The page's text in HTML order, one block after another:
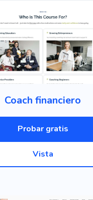
Coach financiero
Probar gratis
Vista